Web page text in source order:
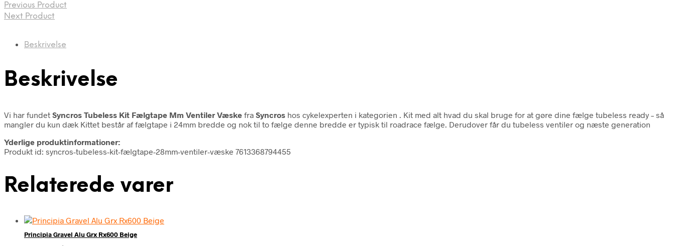
Previous Product
Next Product
Beskrivelse
Beskrivelse
Vi har fundet Syncros Tubeless Kit Fælgtape Mm Ventiler Væske fra Syncros hos cykelexperten i kategorien
. Kit med alt hvad du skal bruge for at gøre dine fælge tubeless ready – så
mangler du kun dæk Kittet består af fælgtape i 24mm bredde og nok til to fælge denne bredde er typisk til roadrace fælge. Derudover får du tubeless ventiler og næste generation
Yderlige produktinformationer:
Produkt id: syncros-tubeless-kit-fælgtape-28mm-ventiler-væske 7613368794455
Relaterede varer
Principia Gravel Alu Grx Rx600 Beige